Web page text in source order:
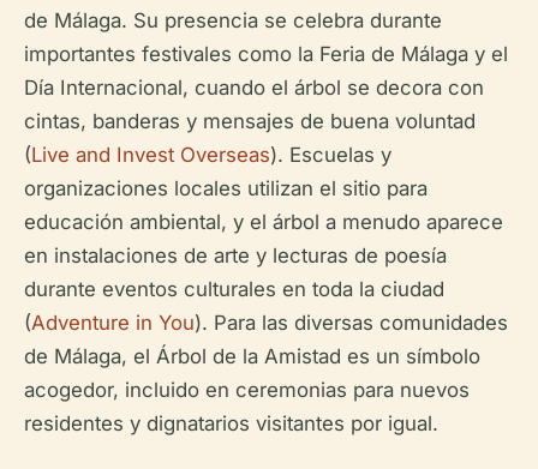
de Málaga. Su presencia se celebra durante
importantes festivales como la Feria de Málaga y el
Día Internacional, cuando el árbol se decora con
cintas, banderas y mensajes de buena voluntad
(Live and Invest Overseas). Escuelas y
organizaciones locales utilizan el sitio para
educación ambiental, y el árbol a menudo aparece
en instalaciones de arte y lecturas de poesía
durante eventos culturales en toda la ciudad
(Adventure in You). Para las diversas comunidades
de Málaga, el Árbol de la Amistad es un símbolo
acogedor, incluido en ceremonias para nuevos
residentes y dignatarios visitantes por igual.